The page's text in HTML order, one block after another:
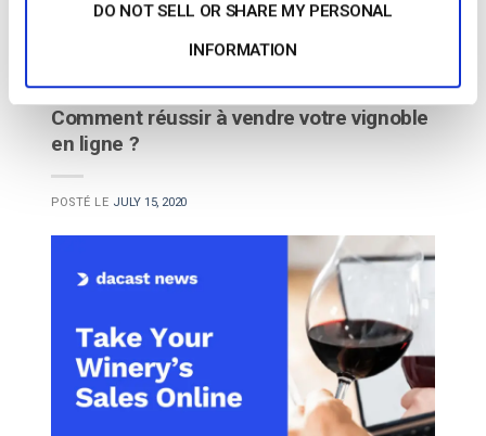
DO NOT SELL OR SHARE MY PERSONAL
INFORMATION
Dacast News,Le blog des
experts vidéo
Comment réussir à vendre votre vignoble
en ligne ?
POSTÉ LE JULY 15, 2020